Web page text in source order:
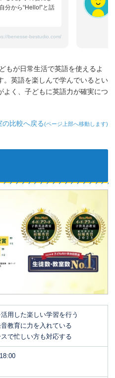
分から“Hello!”と話
benesse-bestudio.com/
もが日常生活で英語を使えるよ
。英語を楽しんで学んでいるとい
よく、子どもに英語力が確実につ
比較へ戻る(ページ上部へ移動します)
用した楽しい学習を行う
音教育に力を入れている
スで忙しい方も対応する